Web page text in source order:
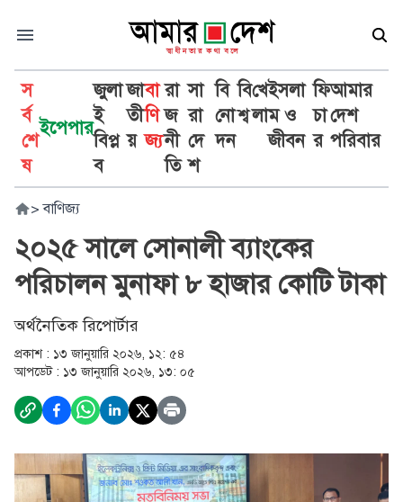
স
র্ব
শে
ষ
ইপেপার
জুলা
ই
বিপ্ল
ব
জা
তী
য়
বা
ণি
জ্য
রা
জ
নী
তি
সা
রা
দে
শ
বি
নো
দন
বি
শ্ব
খে
লা
ইসলা
ম ও
জীবন
ফি
চা
র
আমার
দেশ
পরিবার
> বাণিজ্য
২০২৫ সালে সোনালী ব্যাংকের
পরিচালন মুনাফা ৮ হাজার কোটি টাকা
অর্থনৈতিক রিপোর্টার
প্রকাশ : ১৩ জানুয়ারি ২০২৬, ১২: ৫৪
আপডেট : ১৩ জানুয়ারি ২০২৬, ১৩: ০৫